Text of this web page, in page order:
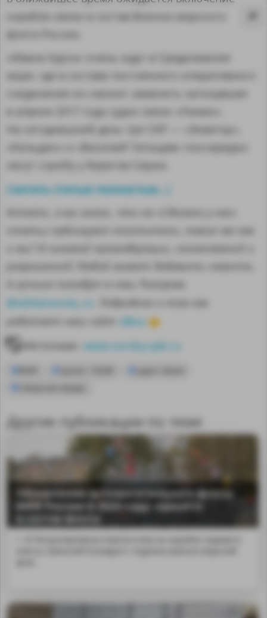
корабля связи в состав Военно-морского
«Ивана Хурса» очень ждут в Средиземном
море, где в составе постоянного оперативного
соединения он сможет заменить затонувшее
в апреле 2017 года судно связи «Лиман».
На сегодняшний день три СКР — «Экватор»,
«Кильдин» и «Василий Татищев» поочередно
несут службу у берегов Сирии.
читать статью полностью...
Кстати, а вы знали, что на «Сделано у нас»
статьи публикуют посетители, такие же как
и вы? И никакой премодерации, согласований и
разрешений! Любой может добавить новость.
А лучшие попадут в наш Телеграм
@sdelanounas_ru
. Подробнее о том как
работает наш сайт
здесь 👈
Источник:
www.nordsy.spb.ru
Другие публикации по теме
Обновление вспомогательного флота
ВМФ России в 2024 году: принято
в состав флота